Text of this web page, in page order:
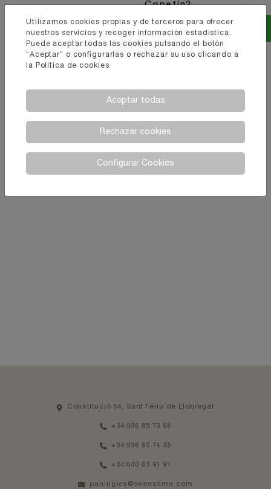
Copetín?
Constitució 54, Sant Feliu de Llobregat
+34 936 85 73 65
+34 936 85 74 35
+34 640 83 91 91
paningles@ovenstime.com
Utilizamos cookies propias y de terceros para ofrecer
nuestros servicios y recoger información estadística.
Puede aceptar todas las cookies pulsando el botón
“Aceptar” o configurarlas o rechazar su uso clicando a
la
Política de cookies
Aceptar todas
Rechazar cookies
Configurar Cookies